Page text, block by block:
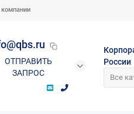
России
Все
ОТПРАВИТЬ
ЗАПРОС